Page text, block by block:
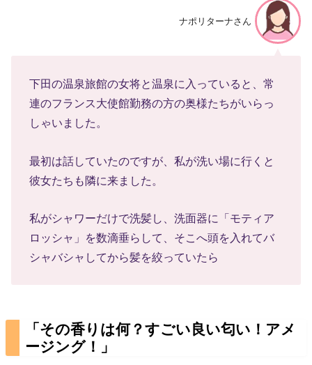
ナポリターナさん
下田の温泉旅館の女将と温泉に入っていると、常
連のフランス大使館勤務の方の奥様たちがいらっ
しゃいました。
最初は話していたのですが、私が洗い場に行くと
彼女たちも隣に来ました。
私がシャワーだけで洗髪し、洗面器に「モティア
ロッシャ」を数滴垂らして、そこへ頭を入れてバ
シャバシャしてから髪を絞っていたら
「その香りは何？すごい良い匂い！アメ
ージング！」